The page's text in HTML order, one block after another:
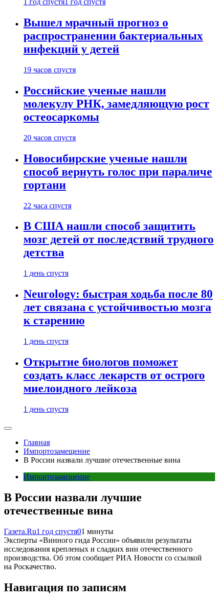
1 год спустя 1 год спустя
Вышел мрачный прогноз о
распространении бактериальных
инфекций у детей
19 часов спустя
Российские ученые нашли
молекулу РНК, замедляющую рост
остеосаркомы
20 часов спустя
Новосибирские ученые нашли
способ вернуть голос при параличе
гортани
22 часа спустя
В США нашли способ защитить
мозг детей от последствий трудного
детства
1 день спустя
Neurology: быстрая ходьба после 80
лет связана с устойчивостью мозга
к старению
1 день спустя
Открытие биологов поможет
создать класс лекарств от острого
миелоидного лейкоза
1 день спустя
Главная
Импортозамещение
В России назвали лучшие отечественные вина
Импортозамещение
В России назвали лучшие
отечественные вина
Газета.Ru1 год спустя01 минуты
Эксперты «Винного гида России» объявили результаты
исследования крепленых и сладких вин отечественного
производства. Об этом сообщает РИА Новости со ссылкой
на Роскачество.
Навигация по записям